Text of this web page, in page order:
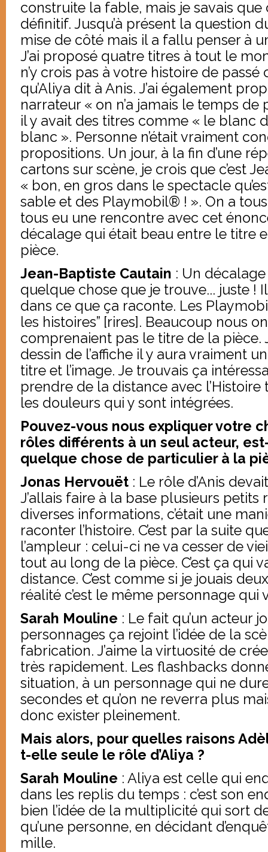
construite la fable, mais je savais que
définitif. Jusqu’à présent la question
mise de côté mais il a fallu penser à
J’ai proposé quatre titres à tout le
n’y crois pas à votre histoire de passé
qu’Aliya dit à Anis. J’ai également
narrateur « on n’a jamais le temps
il y avait des titres comme « le blanc
blanc ». Personne n’était vraiment
propositions. Un jour, à la fin d’une
cartons sur scène, je crois que c’est
« bon, en gros dans le spectacle
sable et des Playmobil® ! ». On a
tous eu une rencontre avec cet
décalage qui était beau entre le titre
pièce.
Jean-Baptiste Cautain : Un
quelque chose que je trouve... juste !
dans ce que ça raconte. Les
les histoires” [rires]. Beaucoup nous
comprenaient pas le titre de la pièce.
dessin de l’affiche il y aura vraiment
titre et l’image. Je trouvais ça
prendre de la distance avec
les douleurs qui y sont intégrées.
Pouvez-vous nous expliquer votre
rôles différents à un seul acteur,
quelque chose de particulier à la
Jonas Hervouët : Le rôle d’Anis
J’allais faire à la base plusieurs
diverses informations, c’était une
raconter l’histoire. C’est par la suite
l’ampleur : celui-ci ne va cesser de
tout au long de la pièce. C’est ça qui
distance. C’est comme si je jouais
réalité c’est le même personnage qui
Sarah Mouline : Le fait qu’un acteur
personnages ça rejoint l’idée de la
fabrication. J’aime la virtuosité de
très rapidement. Les flashbacks
situation, à un personnage qui ne
secondes et qu’on ne reverra plus
donc exister pleinement.
Mais alors, pour quelles raisons
t-elle seule le rôle d’Aliya ?
Sarah Mouline : Aliya est celle qui
dans les replis du temps : c’est son
bien l’idée de la multiplicité qui sort
qu’une personne, en décidant
mille.